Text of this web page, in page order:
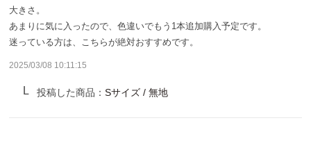
ストーリー
サンバリア100の完全遮光
ものづくり
大きさ。
あまりに気に入ったので、色違いでもう1本追加購入予定です。
迷っている方は、こちらが絶対おすすめです。
2025/03/08 10:11:15
投稿した商品：Sサイズ / 無地